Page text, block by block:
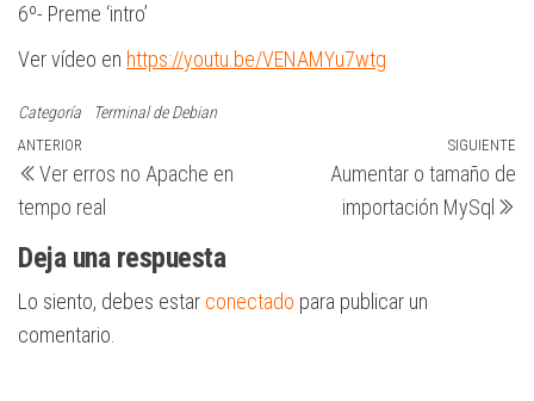
6º- Preme ‘intro’
Ver vídeo en https://youtu.be/VENAMYu7wtg
Categoría Terminal de Debian
Navegación
de
entradas
Entrada
anterior
ANTERIOR
Ver erros no Apache en
tempo real
SIGUIENTE
Aumentar o tamaño de
importación MySql
Deja una respuesta
Lo siento, debes estar conectado para publicar un
comentario.